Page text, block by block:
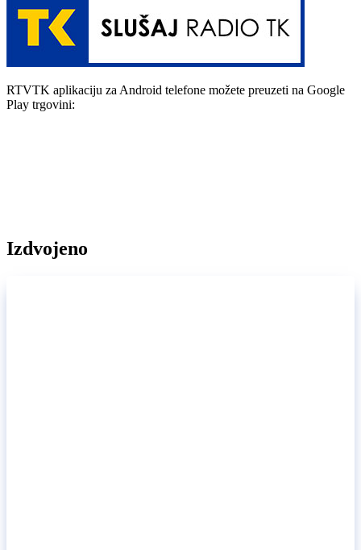
RTVTK aplikaciju za Android telefone možete preuzeti na Google
Play trgovini:
Izdvojeno